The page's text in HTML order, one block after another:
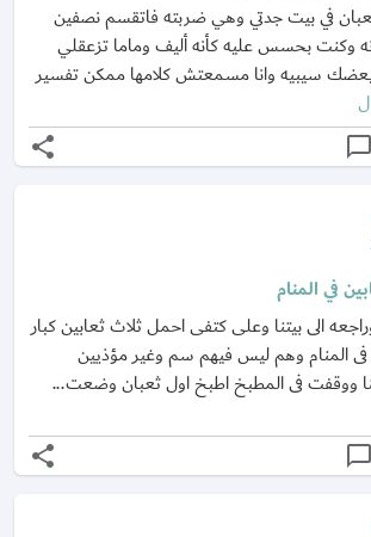
في بيت جدتي وهي ضربته فاتقسم نصفين
وكنت بحسس عليه كأنه أليف وماما تزعقلي
سيبيه وانا مسمعتش كلامها ممكن تفسير
chat_bubble_outline
share
في المنام
الى بيتنا وعلى كتفى احمل ثلاث ثعابين كبار
المنام وهم ليس فيهم سم وغير مؤذيين
ووقفت فى المطبخ اطبخ اول ثعبان وضعت...
chat_bubble_outline
share